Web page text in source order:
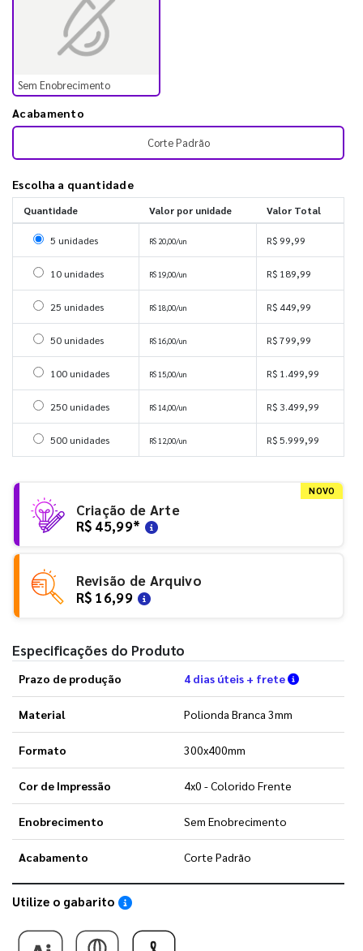
Sem Enobrecimento
Acabamento
Corte Padrão
Escolha a quantidade
Quantidade Valor por unidade Valor Total
Selecionar 5 unidades
5 unidades R$ 20,00/un R$ 99,99
Selecionar 10 unidades
10 unidades R$ 19,00/un R$ 189,99
Selecionar 25 unidades
25 unidades R$ 18,00/un R$ 449,99
Selecionar 50 unidades
50 unidades R$ 16,00/un R$ 799,99
Selecionar 100 unidades
100 unidades R$ 15,00/un R$ 1.499,99
Selecionar 250 unidades
250 unidades R$ 14,00/un R$ 3.499,99
Selecionar 500 unidades
500 unidades R$ 12,00/un R$ 5.999,99
NOVO
Criação de Arte
R$ 45,99*
Revisão de Arquivo
R$ 16,99
Especificações do Produto
Prazo de produção 4 dias úteis + frete Verifique
Material Polionda Branca 3mm
Formato 300x400mm
Cor de Impressão 4x0 - Colorido Frente
Enobrecimento Sem Enobrecimento
Acabamento Corte Padrão
Utilize o gabarito Saiba como utilizar os nossos gabaritos